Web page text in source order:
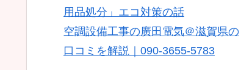
用品処分」エコ対策の話
空調設備工事の廣田電気＠滋賀県の
口コミを解説｜090-3655-5783